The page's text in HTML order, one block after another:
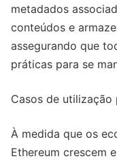
metadados
conteúdos e
assegurando que
práticas para se
Casos de
À medida que os
Ethereum crescem